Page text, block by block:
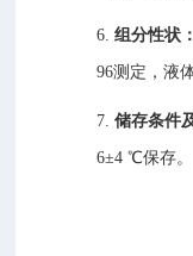
6.组分性状：
96测定，液
7.储存条件
6±4℃保存。